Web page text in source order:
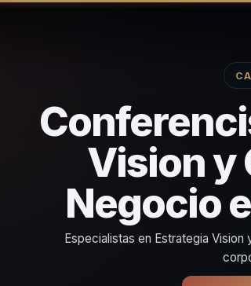
Vision y
Negocio
Especialistas en Estrategia